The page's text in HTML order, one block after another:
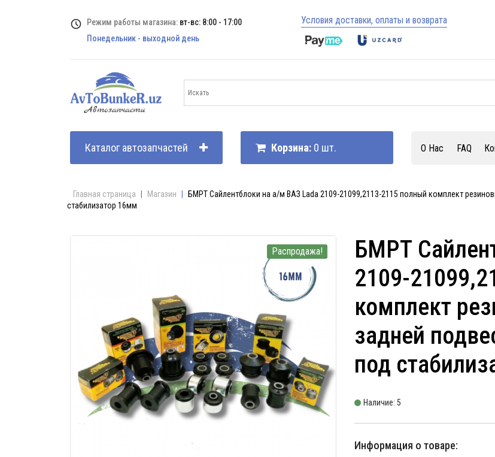
Режим работы магазина: вт-вс: 8:00 - 17:00
Понедельник - выходной день
Условия доставки, оплаты и возврата
Каталог автозапчастей Корзина: 0 шт. О Нас FAQ
Главная страница Магазин
БМРТ Сайлентблоки на а/м ВАЗ Lada 2109-21099,2113-2115 полный комплект
стабилизатор 16мм
Распродажа!
БМРТ
2109-
комплект
задней
под
Наличие: 5
Информация о товаре: